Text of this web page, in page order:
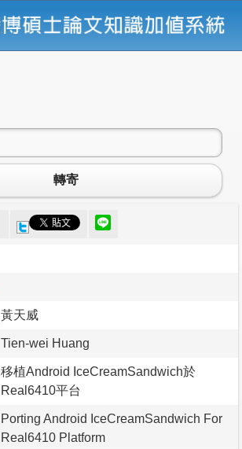
轉寄
黃天威
Tien-wei Huang
移植Android IceCreamSandwich於
Real6410平台
Porting Android IceCreamSandwich For
Real6410 Platform